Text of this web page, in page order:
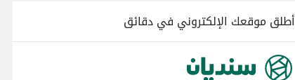
أطلق موقعك الإلكتروني في دقائق